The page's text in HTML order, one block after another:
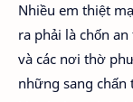
Nhiều em thiệt
ra phải là chốn
và các nơi thờ
những sang